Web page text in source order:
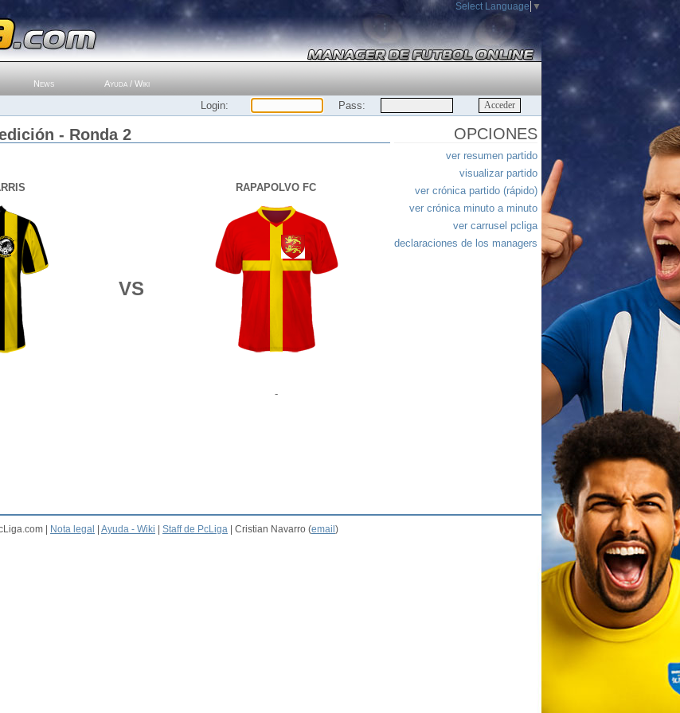
Select Language ▼
News Ayuda / Wiki
Login: Pass:
- Ronda 2
RAPAPOLVO FC
VS
-
OPCIONES
ver resumen partido
visualizar partido
ver crónica partido (rápido)
ver crónica minuto a minuto
ver carrusel pcliga
declaraciones de los managers
| Nota legal Ayuda - Wiki Staff de PcLiga | Cristian Navarro (email )